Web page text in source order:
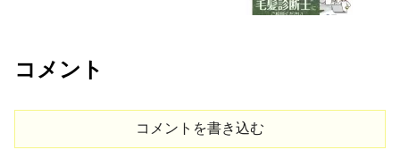
コメント
コメントを書き込む